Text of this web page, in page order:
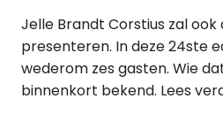
Jelle Brandt Corstius zal
presenteren. In deze 24ste
wederom zes gasten. Wie
binnenkort bekend. Lees